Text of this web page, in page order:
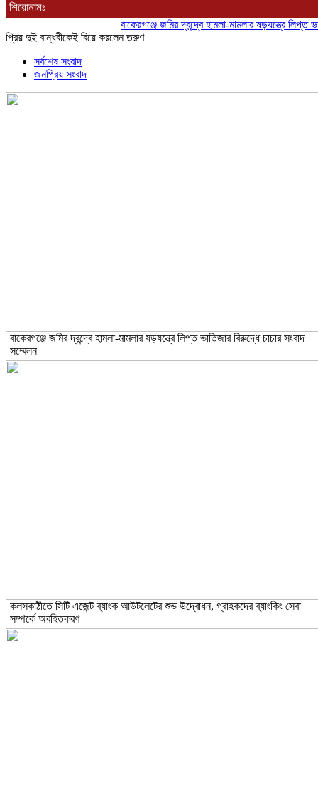
শিরোনামঃ
বাকেরগঞ্জে জমির দ্বন্দ্বে হামলা-মামলার ষড়যন্ত্রে লিপ্ত
প্রিয় দুই বান্ধবীকেই বিয়ে করলেন তরুণ
সর্বশেষ সংবাদ
জনপ্রিয় সংবাদ
বাকেরগঞ্জে জমির দ্বন্দ্বে হামলা-মামলার ষড়যন্ত্রে লিপ্ত ভাতিজার বিরুদ্ধে চাচার সংবাদ
সম্মেলন
কলসকাঠীতে সিটি এজেন্ট ব্যাংক আউটলেটের শুভ উদ্বোধন, গ্রাহকদের ব্যাংকিং সেবা
সম্পর্কে অবহিতকরণ